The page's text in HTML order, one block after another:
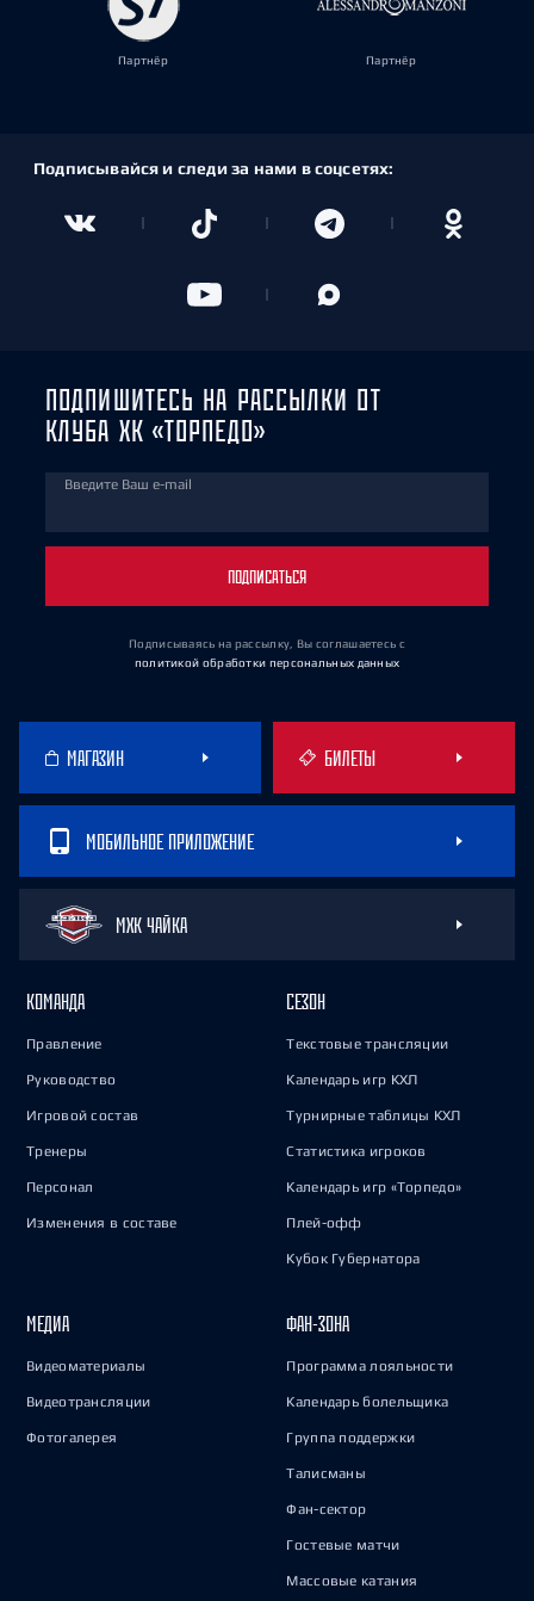
Партнёр Партнёр
Подписывайся и следи за нами в соцсетях:
ПОДПИШИТЕСЬ НА РАССЫЛКИ ОТ
КЛУБА ХК «ТОРПЕДО»
Введите Ваш e-mail
ПОДПИСАТЬСЯ
Подписываясь на рассылку, Вы соглашаетесь с
политикой обработки персональных данных
МАГАЗИН БИЛЕТЫ
МОБИЛЬНОЕ ПРИЛОЖЕНИЕ
МХК ЧАЙКА
КОМАНДА
Правление
Руководство
Игровой состав
Тренеры
Персонал
Изменения в составе
СЕЗОН
Текстовые трансляции
Календарь игр КХЛ
Турнирные таблицы КХЛ
Статистика игроков
Календарь игр «Торпедо»
Плей-офф
Кубок Губернатора
МЕДИА
Видеоматериалы
Видеотрансляции
Фотогалерея
ФАН-ЗОНА
Программа лояльности
Календарь болельщика
Группа поддержки
Талисманы
Фан-сектор
Гостевые матчи
Массовые катания